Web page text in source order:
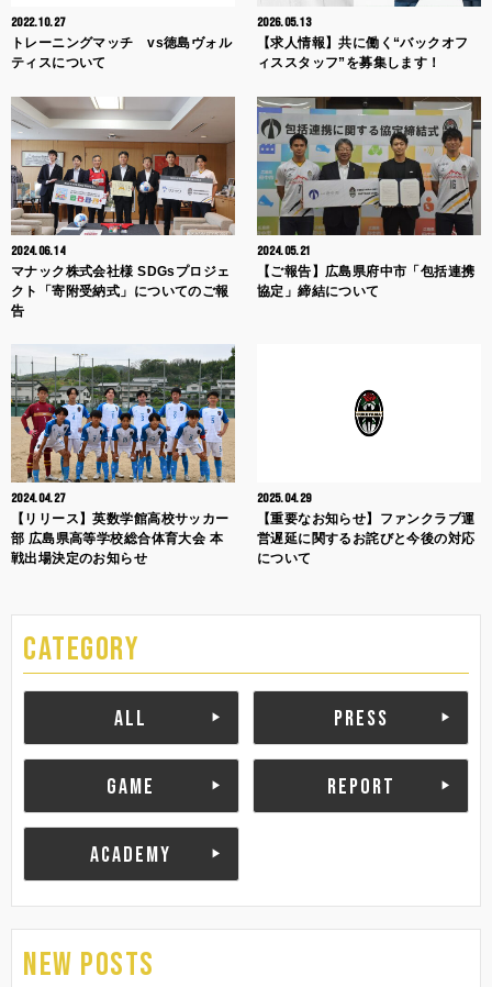
2022.10.27
トレーニングマッチ vs徳島ヴォル
ティスについて
2026.05.13
【求人情報】共に働く“バックオフ
ィススタッフ”を募集します！
2024.06.14
マナック株式会社様 SDGsプロジェ
クト「寄附受納式」についてのご報
告
2024.05.21
【ご報告】広島県府中市「包括連携
協定」締結について
2024.04.27
【リリース】英数学館高校サッカー
部 広島県高等学校総合体育大会 本
戦出場決定のお知らせ
2025.04.29
【重要なお知らせ】ファンクラブ運
営遅延に関するお詫びと今後の対応
について
CATEGORY
ALL PRESS
GAME REPORT
ACADEMY
NEW POSTS